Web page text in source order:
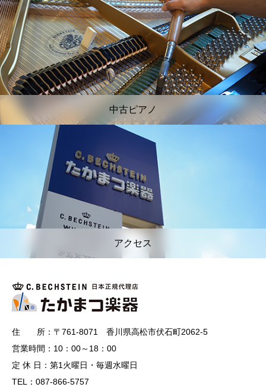
中古ピアノ
アクセス
住 所：〒761-8071 香川県高松市伏石町2062-5
営業時間：10：00～18：00
定 休 日：第1火曜日・毎週水曜日
TEL：087-866-5757